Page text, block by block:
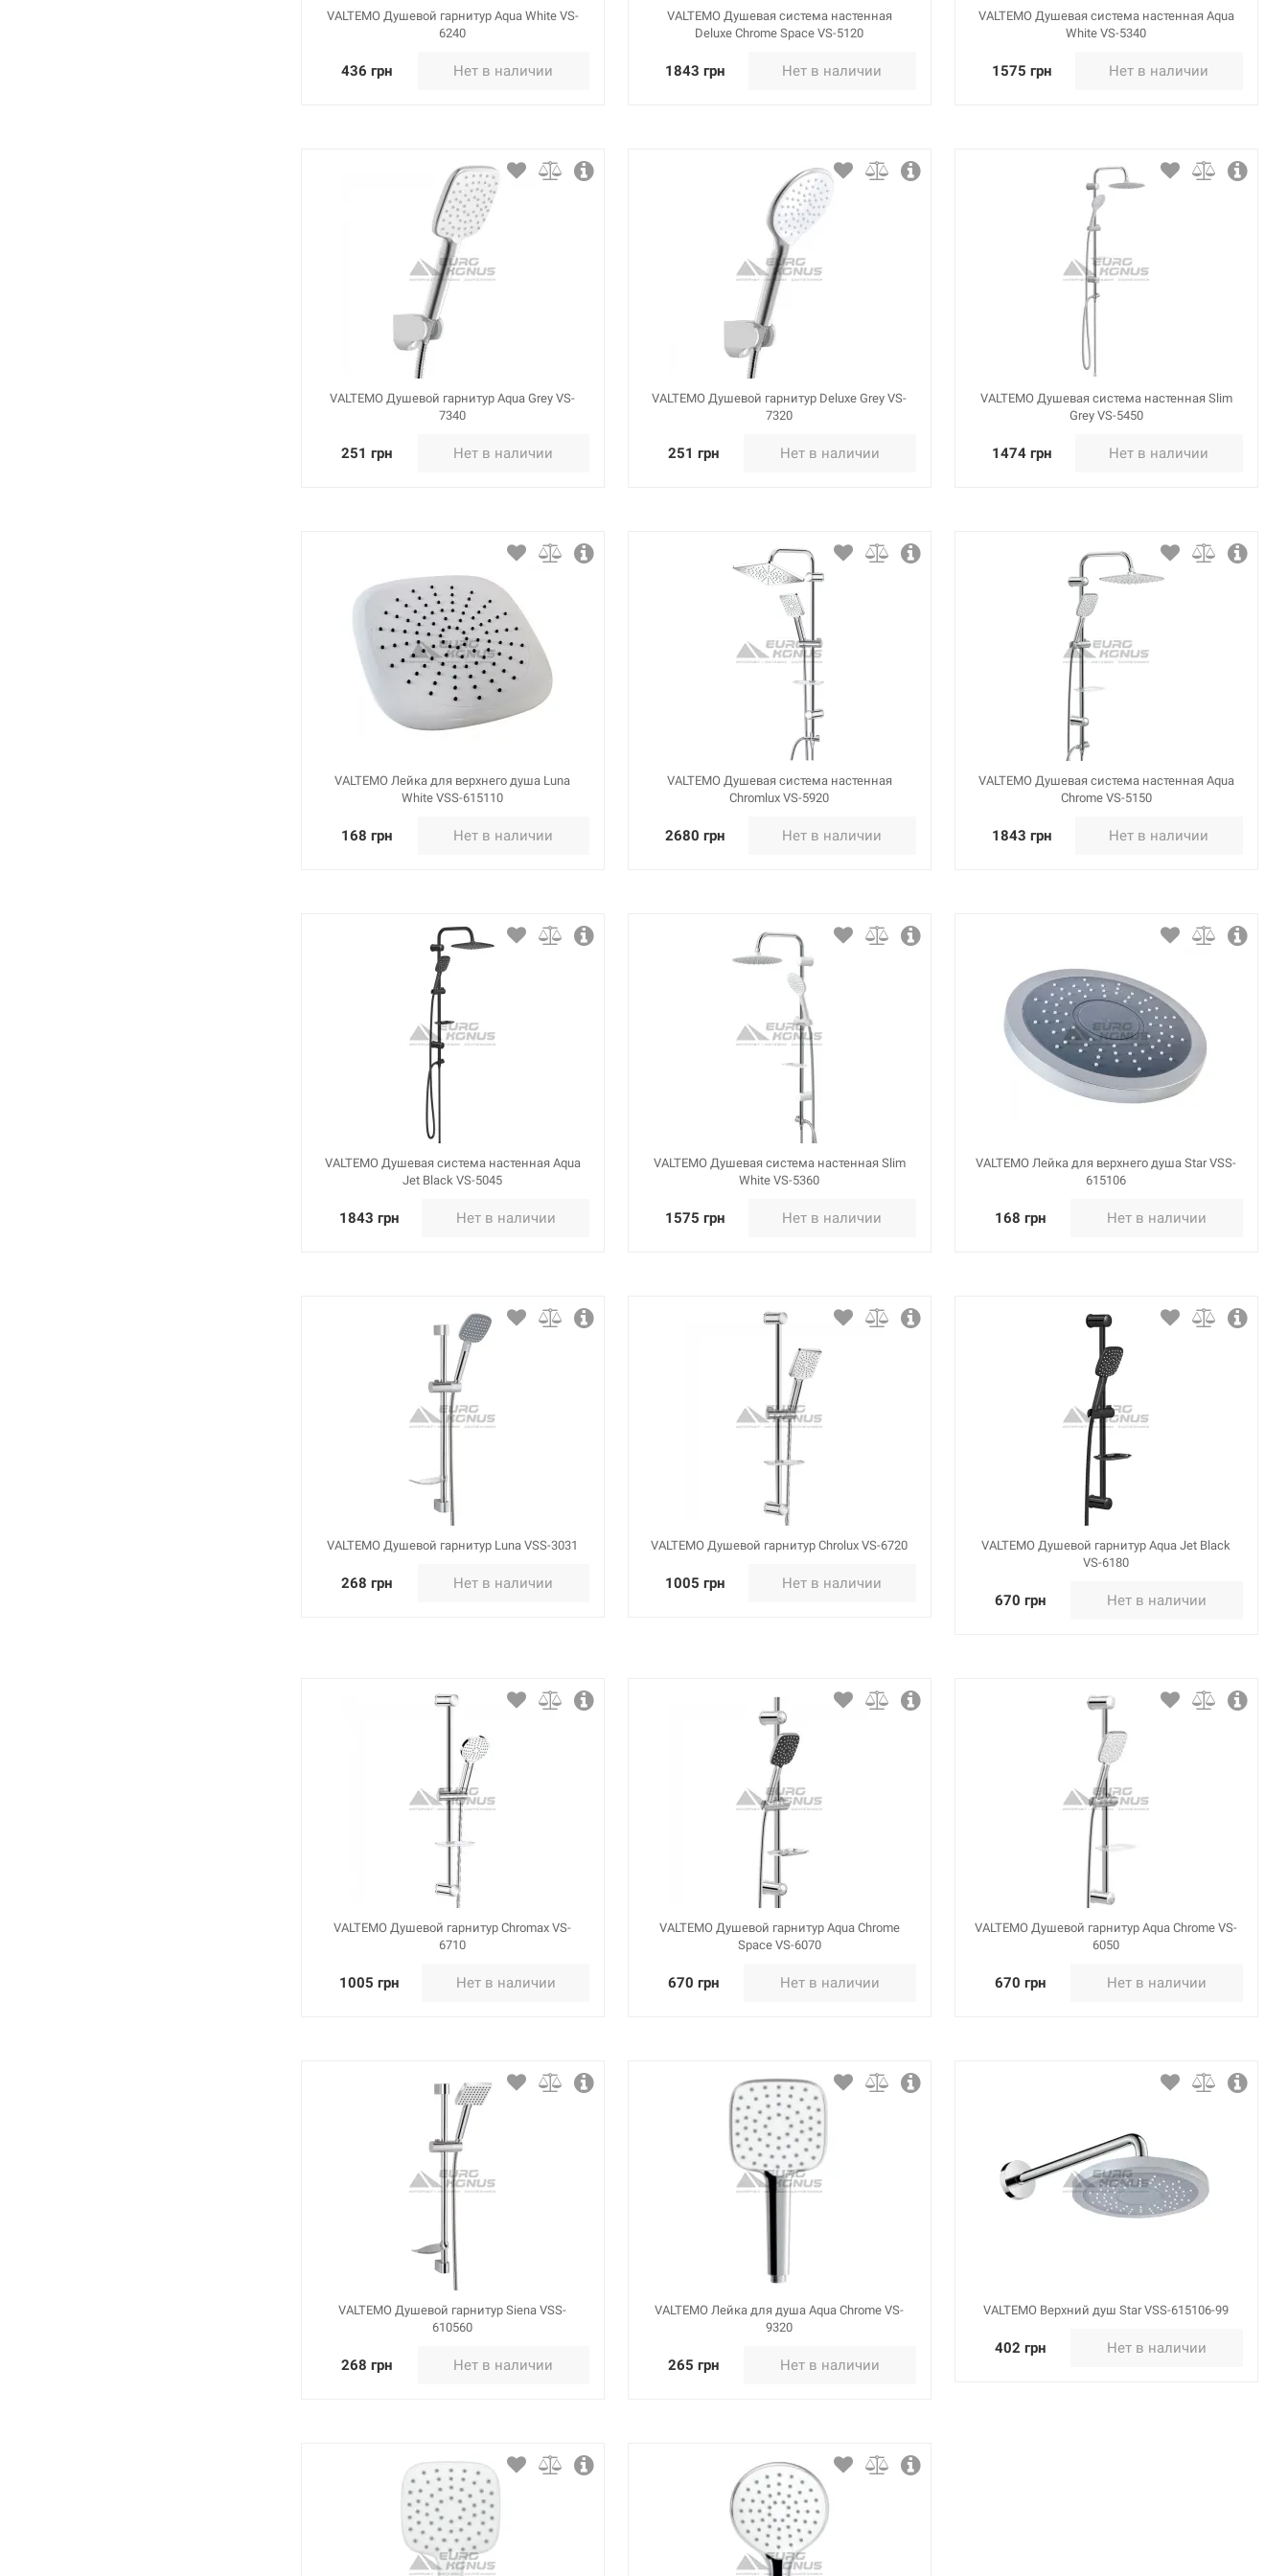
VALTEMO Душевой гарнитур Aqua White VS-
6240
436 грн Нет в наличии
VALTEMO Душевая система настенная
Deluxe Chrome Space VS-5120
1843 грн Нет в наличии
VALTEMO Душевая система настенная Aqua
White VS-5340
1575 грн Нет в наличии
VALTEMO Душевой гарнитур Aqua Grey VS-
7340
251 грн Нет в наличии
VALTEMO Душевой гарнитур Deluxe Grey VS-
7320
251 грн Нет в наличии
VALTEMO Душевая система настенная Slim
Grey VS-5450
1474 грн Нет в наличии
VALTEMO Лейка для верхнего душа Luna
White VSS-615110
168 грн Нет в наличии
VALTEMO Душевая система настенная
Chromlux VS-5920
2680 грн Нет в наличии
VALTEMO Душевая система настенная Aqua
Chrome VS-5150
1843 грн Нет в наличии
VALTEMO Душевая система настенная Aqua
Jet Black VS-5045
1843 грн Нет в наличии
VALTEMO Душевая система настенная Slim
White VS-5360
1575 грн Нет в наличии
VALTEMO Лейка для верхнего душа Star VSS-
615106
168 грн Нет в наличии
VALTEMO Душевой гарнитур Luna VSS-3031
268 грн Нет в наличии
VALTEMO Душевой гарнитур Chrolux VS-6720
1005 грн Нет в наличии
VALTEMO Душевой гарнитур Aqua Jet Black
VS-6180
670 грн Нет в наличии
VALTEMO Душевой гарнитур Chromax VS-
6710
1005 грн Нет в наличии
VALTEMO Душевой гарнитур Aqua Chrome
Space VS-6070
670 грн Нет в наличии
VALTEMO Душевой гарнитур Aqua Chrome VS-
6050
670 грн Нет в наличии
VALTEMO Душевой гарнитур Siena VSS-
610560
268 грн Нет в наличии
VALTEMO Лейка для душа Aqua Chrome VS-
9320
265 грн Нет в наличии
VALTEMO Верхний душ Star VSS-615106-99
402 грн Нет в наличии